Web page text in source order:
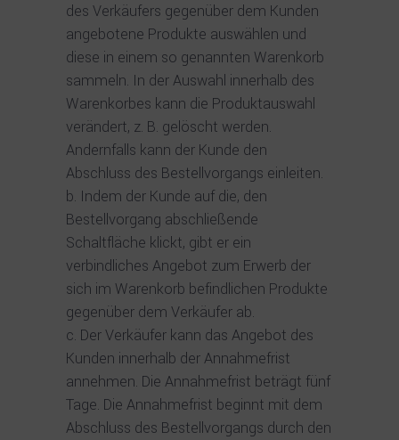
des Verkäufers gegenüber dem Kunden
angebotene Produkte auswählen und
diese in einem so genannten Warenkorb
sammeln. In der Auswahl innerhalb des
Warenkorbes kann die Produktauswahl
verändert, z. B. gelöscht werden.
Andernfalls kann der Kunde den
Abschluss des Bestellvorgangs einleiten.
Indem der Kunde auf die, den
Bestellvorgang abschließende
Schaltfläche klickt, gibt er ein
verbindliches Angebot zum Erwerb der
sich im Warenkorb befindlichen Produkte
gegenüber dem Verkäufer ab.
Der Verkäufer kann das Angebot des
Kunden innerhalb der Annahmefrist
annehmen. Die Annahmefrist beträgt fünf
Tage. Die Annahmefrist beginnt mit dem
Abschluss des Bestellvorgangs durch den